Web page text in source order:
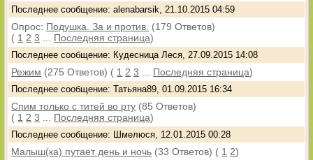
Последнее сообщение: alenabarsik, 21.10.2015 04:59
Опрос: Подушка. За и против. (179 Ответов)
( 1 2 3 Последняя страница)
Последнее сообщение: Кудесница Леся, 27.09.2015 14:08
Режим (275 Ответов) ( 1 2 3 Последняя страница)
Последнее сообщение: Татьяна89, 01.09.2015 16:34
Спим только с титей во рту (85 Ответов)
( 1 2 3 Последняя страница)
Последнее сообщение: Шмелюся, 12.01.2015 00:28
Малыш(ка) путает день и ночь (33 Ответов) ( 1 2)